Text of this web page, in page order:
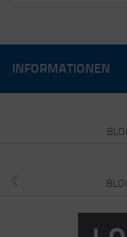
INFORMATIONEN